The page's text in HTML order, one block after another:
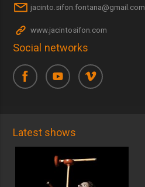
jacinto.sifon.fontana@gmail.com
www.jacintosifon.com
Social networks
Latest shows